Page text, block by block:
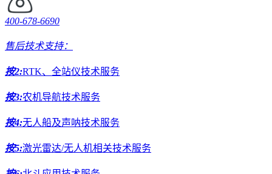
400-678-6690
售后技术支持：
按2:RTK、全站仪技术服务
按3:农机导航技术服务
按4:无人船及声呐技术服务
按5:激光雷达/无人机相关技术服务